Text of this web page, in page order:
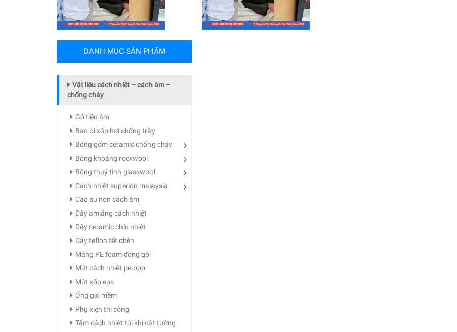
DANH MỤC SẢN PHẨM
Vật liệu cách nhiệt – cách âm –
chống cháy
Gỗ tiêu âm
Bao bì xốp hơi chống trầy
Bông gốm ceramic chống cháy
Bông khoáng rockwool
Bông thuỷ tinh glasswool
Cách nhiệt superlon malaysia
Cao su non cách âm
Dây amıăng cách nhıệt
Dây ceramic chịu nhiệt
Dây teflon tết chèn
Màng PE foam đóng gói
Mút cách nhiệt pe-opp
Mút xốp eps
Ống gıó mềm
Phụ kiện thi công
Tấm cách nhiệt túi khí cát tường